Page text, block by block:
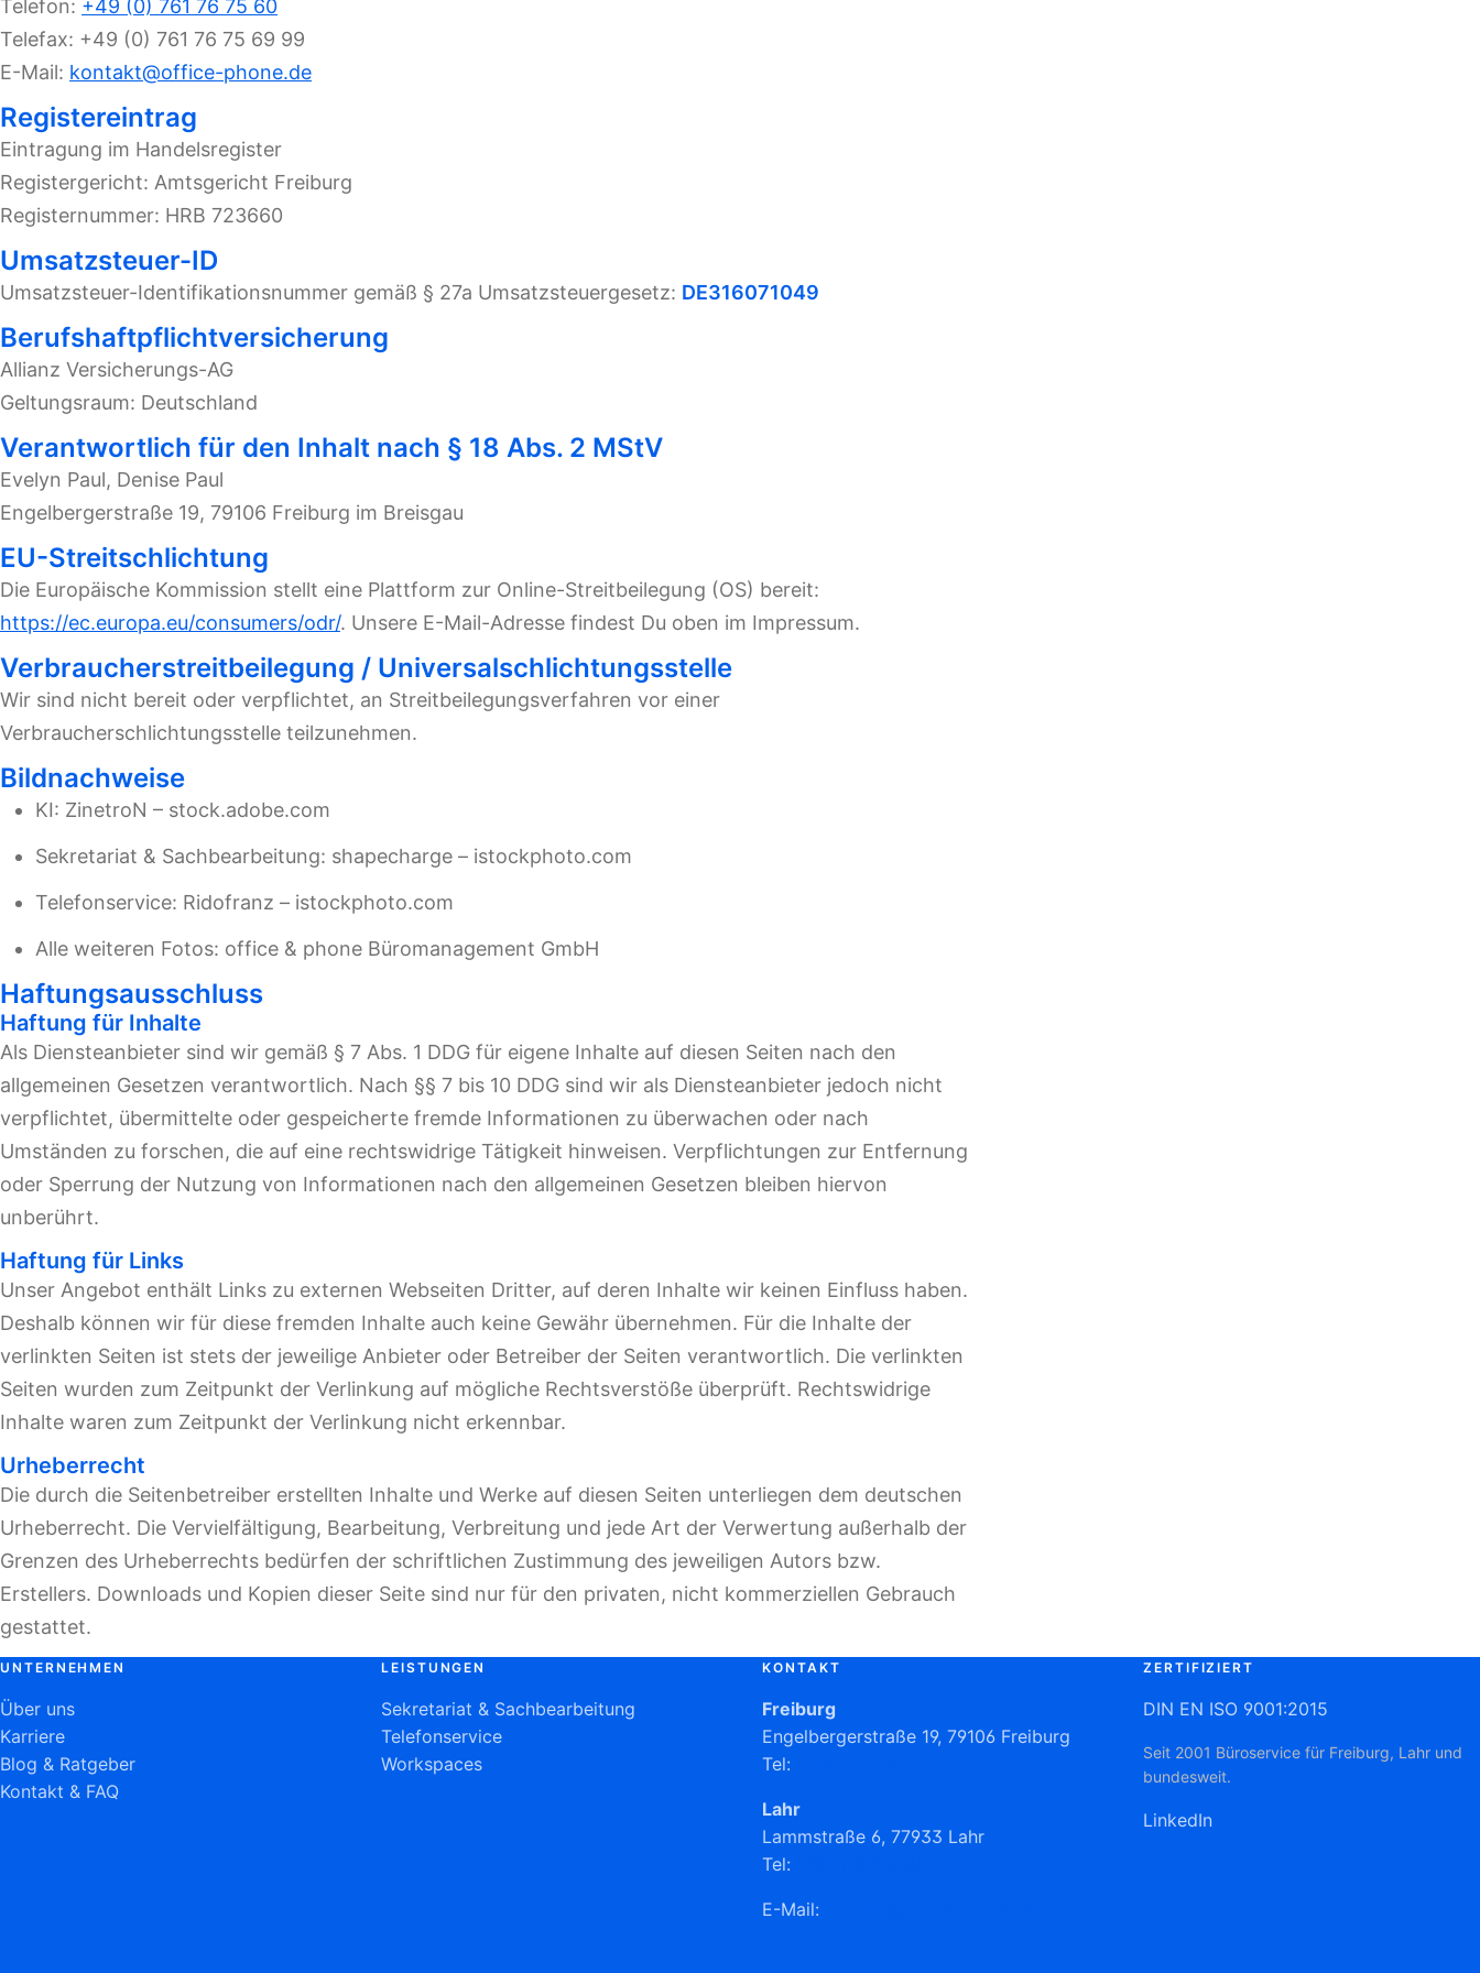
Telefon: +49 (0) 761 76 75 60
Telefax: +49 (0) 761 76 75 69 99
E-Mail: kontakt@office-phone.de
Registereintrag
Eintragung im Handelsregister
Registergericht: Amtsgericht Freiburg
Registernummer: HRB 723660
Umsatzsteuer-ID
Umsatzsteuer-Identifikationsnummer gemäß § 27a Umsatzsteuergesetz: DE316071049
Berufshaftpflichtversicherung
Allianz Versicherungs-AG
Geltungsraum: Deutschland
Verantwortlich für den Inhalt nach § 18 Abs. 2 MStV
Evelyn Paul, Denise Paul
Engelbergerstraße 19, 79106 Freiburg im Breisgau
EU-Streitschlichtung
Die Europäische Kommission stellt eine Plattform zur Online-Streitbeilegung (OS) bereit:
https://ec.europa.eu/consumers/odr/. Unsere E-Mail-Adresse findest Du oben im Impressum.
Verbraucherstreitbeilegung / Universalschlichtungsstelle
Wir sind nicht bereit oder verpflichtet, an Streitbeilegungsverfahren vor einer
Verbraucherschlichtungsstelle teilzunehmen.
Bildnachweise
KI: ZinetroN – stock.adobe.com
Sekretariat & Sachbearbeitung: shapecharge – istockphoto.com
Telefonservice: Ridofranz – istockphoto.com
Alle weiteren Fotos: office & phone Büromanagement GmbH
Haftungsausschluss
Haftung für Inhalte
Als Diensteanbieter sind wir gemäß § 7 Abs. 1 DDG für eigene Inhalte auf diesen Seiten nach den
allgemeinen Gesetzen verantwortlich. Nach §§ 7 bis 10 DDG sind wir als Diensteanbieter jedoch nicht
verpflichtet, übermittelte oder gespeicherte fremde Informationen zu überwachen oder nach
Umständen zu forschen, die auf eine rechtswidrige Tätigkeit hinweisen. Verpflichtungen zur Entfernung
oder Sperrung der Nutzung von Informationen nach den allgemeinen Gesetzen bleiben hiervon
unberührt.
Haftung für Links
Unser Angebot enthält Links zu externen Webseiten Dritter, auf deren Inhalte wir keinen Einfluss haben.
Deshalb können wir für diese fremden Inhalte auch keine Gewähr übernehmen. Für die Inhalte der
verlinkten Seiten ist stets der jeweilige Anbieter oder Betreiber der Seiten verantwortlich. Die verlinkten
Seiten wurden zum Zeitpunkt der Verlinkung auf mögliche Rechtsverstöße überprüft. Rechtswidrige
Inhalte waren zum Zeitpunkt der Verlinkung nicht erkennbar.
Urheberrecht
Die durch die Seitenbetreiber erstellten Inhalte und Werke auf diesen Seiten unterliegen dem deutschen
Urheberrecht. Die Vervielfältigung, Bearbeitung, Verbreitung und jede Art der Verwertung außerhalb der
Grenzen des Urheberrechts bedürfen der schriftlichen Zustimmung des jeweiligen Autors bzw.
Erstellers. Downloads und Kopien dieser Seite sind nur für den privaten, nicht kommerziellen Gebrauch
gestattet.
UNTERNEHMEN
Über uns
Karriere
Blog & Ratgeber
Kontakt & FAQ
LEISTUNGEN
Sekretariat & Sachbearbeitung
Telefonservice
Workspaces
KONTAKT
Freiburg
Engelbergerstraße 19, 79106 Freiburg
Tel:
Lahr
Lammstraße 6, 77933 Lahr
Tel:
E-Mail:
ZERTIFIZIERT
DIN EN ISO 9001:2015
Seit 2001 Büroservice für Freiburg, Lahr und
bundesweit.
LinkedIn